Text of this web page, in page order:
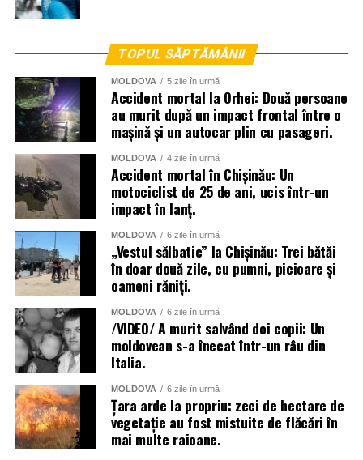
TOPUL SĂPTĂMÂNII
MOLDOVA 5 zile în urmă
Accident mortal la Orhei: Două persoane
au murit după un impact frontal între o
mașină și un autocar plin cu pasageri.
MOLDOVA 4 zile în urmă
Accident mortal în Chișinău: Un
motociclist de 25 de ani, ucis într-un
impact în lanț.
MOLDOVA 6 zile în urmă
„Vestul sălbatic” la Chișinău: Trei bătăi
în doar două zile, cu pumni, picioare și
oameni răniți.
MOLDOVA 6 zile în urmă
/VIDEO/ A murit salvând doi copii: Un
moldovean s-a înecat într-un râu din
Italia.
MOLDOVA 6 zile în urmă
Țara arde la propriu: zeci de hectare de
vegetație au fost mistuite de flăcări în
mai multe raioane.